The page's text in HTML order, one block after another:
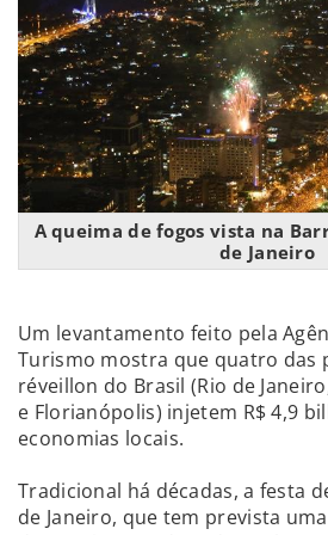
A queima de fogos vista na
de Janeiro
Um levantamento feito pela
Turismo mostra que quatro das
réveillon do Brasil (Rio de
e Florianópolis) injetem R$ 4,9
economias locais.
Tradicional há décadas, a festa
de Janeiro, que tem prevista